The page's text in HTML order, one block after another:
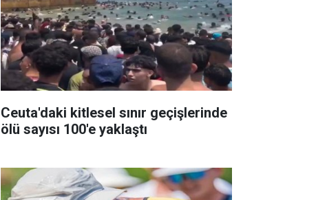
Ceuta'daki kitlesel sınır geçişlerinde
ölü sayısı 100'e yaklaştı